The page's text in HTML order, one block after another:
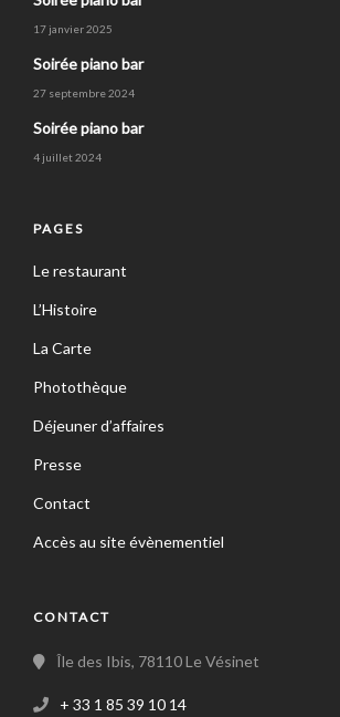
17 janvier 2025
Soirée piano bar
27 septembre 2024
Soirée piano bar
4 juillet 2024
PAGES
Le restaurant
L’Histoire
La Carte
Photothèque
Déjeuner d’affaires
Presse
Contact
Accès au site évènementiel
CONTACT
Île des Ibis, 78110 Le Vésinet
+ 33 1 85 39 10 14